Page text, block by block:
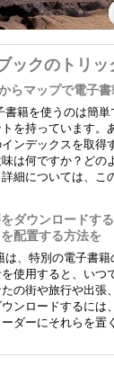
ックのトリッ
らマップで電子書
籍を使うのは簡
を持っています。
ンデックスを取得
は何ですか？どの
細については、こ
ダウンロードす
配置する方法を
、特別の電子書籍
使用すると、いつ
の街や旅行や出張
ンロードするには
ダーにそれらを置